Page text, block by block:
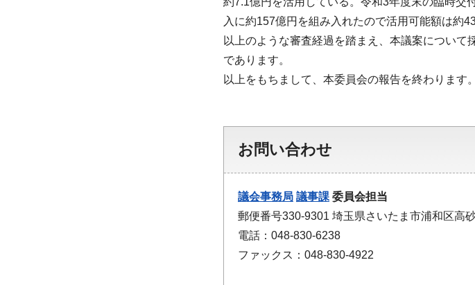
入に約157億円を組み入れたので活用可能額は約
以上のような審査経過を踏まえ、本議案につい
であります。
以上をもちまして、本委員会の報告を終わります。
お問い合わせ
議会事務局 議事課 委員会担当
郵便番号330-9301 埼玉県さいたま市浦和区高
電話：048-830-6238
ファックス：048-830-4922